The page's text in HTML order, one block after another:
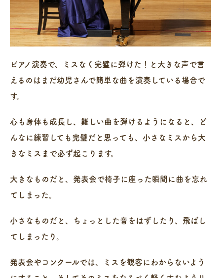
ピアノ演奏で、ミスなく完璧に弾けた！と大きな声で言
えるのはまだ幼児さんで簡単な曲を演奏している場合で
す。
心も身体も成長し、難しい曲を弾けるようになると、ど
んなに練習しても完璧だと思っても、小さなミスから大
きなミスまで必ず起こります。
大きなものだと、発表会で椅子に座った瞬間に曲を忘れ
てしまった。
小さなものだと、ちょっとした音をはずしたり、飛ばし
てしまったり。
発表会やコンクールでは、ミスを観客にわからないよう